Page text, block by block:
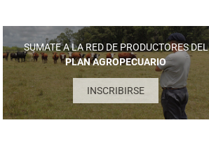
SUMATE A LA RED DE PRODUCTORES DEL
PLAN AGROPECUARIO
INSCRIBIRSE